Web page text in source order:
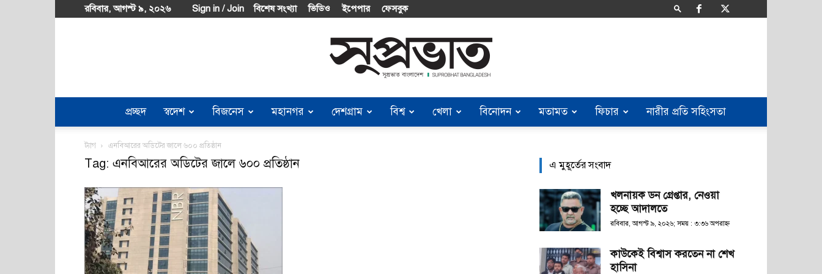
রবিবার, আগস্ট ৯, ২০২৬ Sign in / Join বিশেষ সংখ্যা ভিডিও ইপেপার ফেসবুক
Suprobhat
প্রচ্ছদ স্বদেশ বিজনেস মহানগর দেশগ্রাম বিশ্ব খেলা বিনোদন মতামত ফিচার নারীর প্রতি সহিংসতা
ট্যাগ এনবিআরের অডিটের জালে ৬০০ প্রতিষ্ঠান
Tag: এনবিআরের অডিটের জালে ৬০০ প্রতিষ্ঠান এ মুহূর্তের সংবাদ
খলনায়ক ডন গ্রেপ্তার, নেওয়া
হচ্ছে আদালতে
রবিবার, আগস্ট ৯, ২০২৬; সময় : ৩:৩৬ অপরাহ্ণ
কাউকেই বিশ্বাস করতেন না শেখ
হাসিনা